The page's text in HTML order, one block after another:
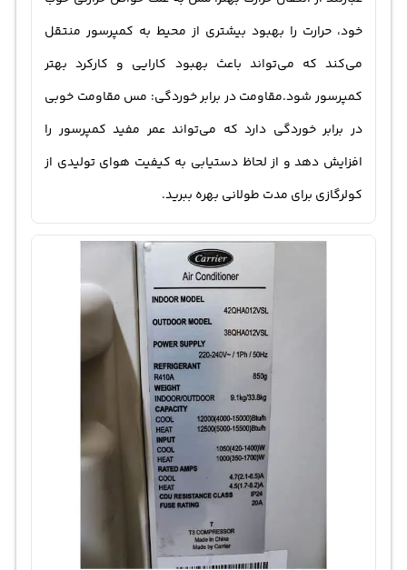
خود، حرارت را بهبود بیشتری از محیط به کمپرسور منتقل
می‌کند که می‌تواند باعث بهبود کارایی و کارکرد بهتر
کمپرسور شود.مقاومت در برابر خوردگی: مس مقاومت خوبی
در برابر خوردگی دارد که می‌تواند عمر مفید کمپرسور را
افزایش دهد و از لحاظ دستیابی به کیفیت هوای تولیدی از
کولرگازی برای مدت طولانی بهره ببرید.